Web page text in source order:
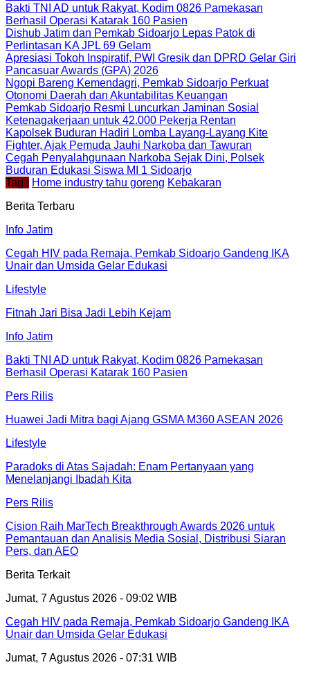
Bakti TNI AD untuk Rakyat, Kodim 0826 Pamekasan
Berhasil Operasi Katarak 160 Pasien
Dishub Jatim dan Pemkab Sidoarjo Lepas Patok di
Perlintasan KA JPL 69 Gelam
Apresiasi Tokoh Inspiratif, PWI Gresik dan DPRD Gelar Giri
Pancasuar Awards (GPA) 2026
Ngopi Bareng Kemendagri, Pemkab Sidoarjo Perkuat
Otonomi Daerah dan Akuntabilitas Keuangan
Pemkab Sidoarjo Resmi Luncurkan Jaminan Sosial
Ketenagakerjaan untuk 42.000 Pekerja Rentan
Kapolsek Buduran Hadiri Lomba Layang-Layang Kite
Fighter, Ajak Pemuda Jauhi Narkoba dan Tawuran
Cegah Penyalahgunaan Narkoba Sejak Dini, Polsek
Buduran Edukasi Siswa MI 1 Sidoarjo
Tag : Home industry tahu goreng Kebakaran
Berita Terbaru
Info Jatim
Cegah HIV pada Remaja, Pemkab Sidoarjo Gandeng IKA
Unair dan Umsida Gelar Edukasi
Lifestyle
Fitnah Jari Bisa Jadi Lebih Kejam
Info Jatim
Bakti TNI AD untuk Rakyat, Kodim 0826 Pamekasan
Berhasil Operasi Katarak 160 Pasien
Pers Rilis
Huawei Jadi Mitra bagi Ajang GSMA M360 ASEAN 2026
Lifestyle
Paradoks di Atas Sajadah: Enam Pertanyaan yang
Menelanjangi Ibadah Kita
Pers Rilis
Cision Raih MarTech Breakthrough Awards 2026 untuk
Pemantauan dan Analisis Media Sosial, Distribusi Siaran
Pers, dan AEO
Berita Terkait
Jumat, 7 Agustus 2026 - 09:02 WIB
Cegah HIV pada Remaja, Pemkab Sidoarjo Gandeng IKA
Unair dan Umsida Gelar Edukasi
Jumat, 7 Agustus 2026 - 07:31 WIB